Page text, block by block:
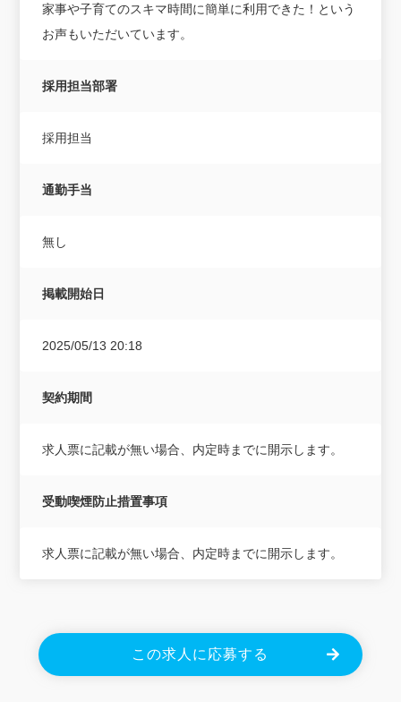
家事や子育てのスキマ時間に簡単に利用できた！という
お声もいただいています。
採用担当部署
採用担当
通勤手当
無し
掲載開始日
2025/05/13 20:18
契約期間
求人票に記載が無い場合、内定時までに開示します。
受動喫煙防止措置事項
求人票に記載が無い場合、内定時までに開示します。
この求人に応募する